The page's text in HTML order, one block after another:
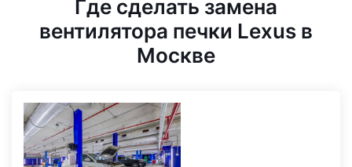
Где сделать замена
вентилятора печки Lexus в
Москве